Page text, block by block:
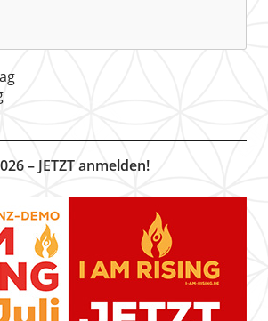
– JETZT anmelden!